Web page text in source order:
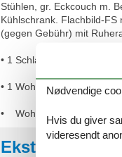
Stühlen, gr. Eckcouch m.
Kühlschrank. Flachbild-FS
(gegen Gebühr) mit
• 1 Schlafzimmer
• 1 Wohnraum mit
• Wohnraum mit einer
Eksterne
Nødvendige
Hvis du giver
videresendt